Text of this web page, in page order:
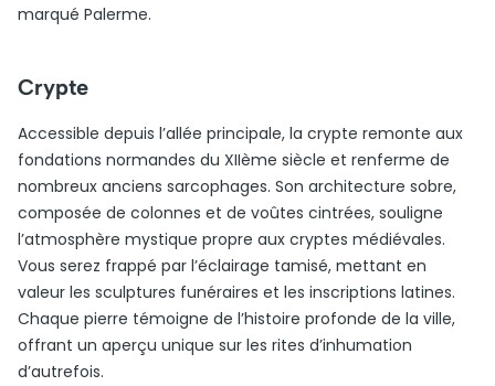
marqué Palerme.
Crypte
Accessible depuis l’allée principale, la crypte remonte aux
fondations normandes du XIIème siècle et renferme de
nombreux anciens sarcophages. Son architecture sobre,
composée de colonnes et de voûtes cintrées, souligne
l’atmosphère mystique propre aux cryptes médiévales.
Vous serez frappé par l’éclairage tamisé, mettant en
valeur les sculptures funéraires et les inscriptions latines.
Chaque pierre témoigne de l’histoire profonde de la ville,
offrant un aperçu unique sur les rites d’inhumation
d’autrefois.